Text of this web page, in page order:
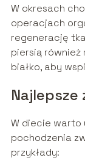
W okresach
operacjach
regenerację
piersią również
białko, aby
Najlepsze
W diecie warto
pochodzenia
przykłady: